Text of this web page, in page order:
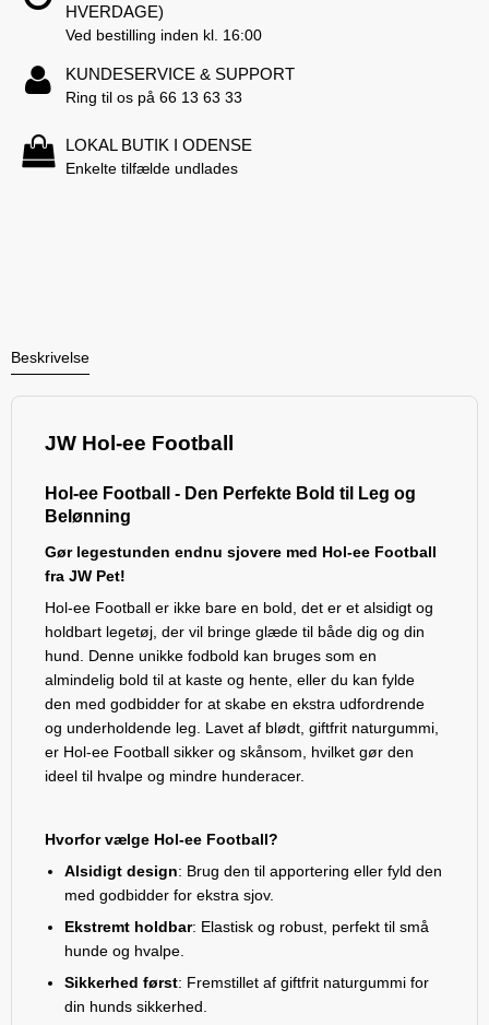
HVERDAGE)
Ved bestilling inden kl. 16:00
KUNDESERVICE & SUPPORT
Ring til os på 66 13 63 33
LOKAL BUTIK I ODENSE
Enkelte tilfælde undlades
Beskrivelse
JW Hol-ee Football
Hol-ee Football - Den Perfekte Bold til Leg og
Belønning
Gør legestunden endnu sjovere med Hol-ee Football
fra JW Pet!
Hol-ee Football er ikke bare en bold, det er et alsidigt og
holdbart legetøj, der vil bringe glæde til både dig og din
hund. Denne unikke fodbold kan bruges som en
almindelig bold til at kaste og hente, eller du kan fylde
den med godbidder for at skabe en ekstra udfordrende
og underholdende leg. Lavet af blødt, giftfrit naturgummi,
er Hol-ee Football sikker og skånsom, hvilket gør den
ideel til hvalpe og mindre hunderacer.
Hvorfor vælge Hol-ee Football?
Alsidigt design: Brug den til apportering eller fyld den
med godbidder for ekstra sjov.
Ekstremt holdbar: Elastisk og robust, perfekt til små
hunde og hvalpe.
Sikkerhed først: Fremstillet af giftfrit naturgummi for
din hunds sikkerhed.